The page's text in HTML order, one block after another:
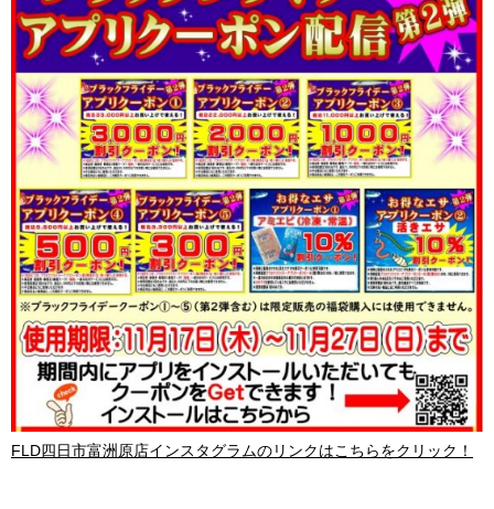
FLD四日市富洲原店インスタグラムのリンクはこちらをクリック！